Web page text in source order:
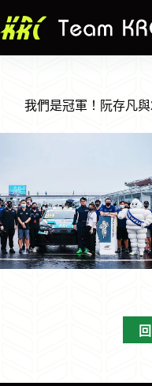
至
我們是冠軍！阮存凡